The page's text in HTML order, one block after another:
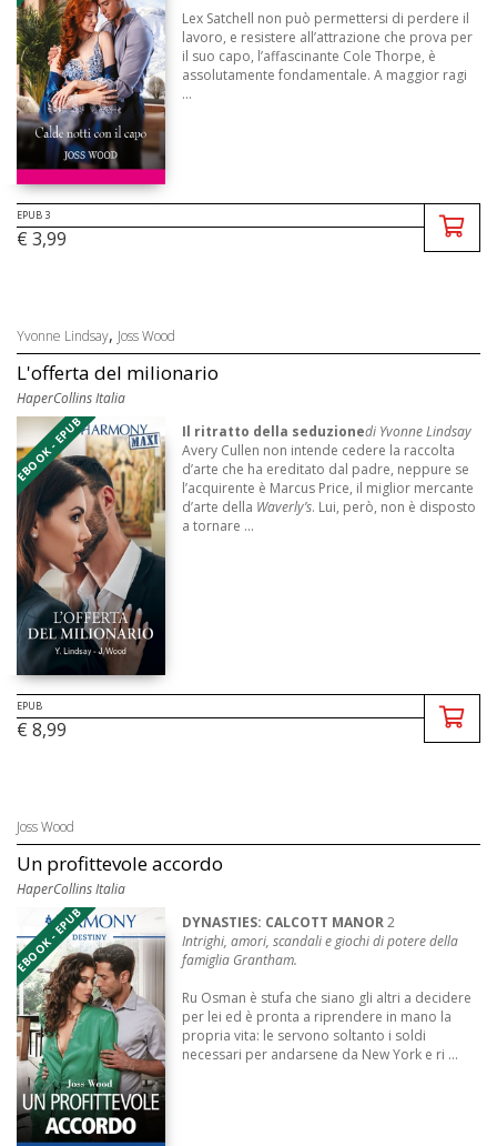
Lex Satchell non può permettersi di perdere il
lavoro, e resistere all’attrazione che prova per
il suo capo, l’affascinante Cole Thorpe, è
assolutamente fondamentale. A maggior ragi
...
EPUB 3
€ 3,99
Yvonne Lindsay, Joss Wood
L'offerta del milionario
HaperCollins Italia
EBOOK - EPUB Il ritratto della seduzionedi Yvonne Lindsay
Avery Cullen non intende cedere la raccolta
d’arte che ha ereditato dal padre, neppure se
l’acquirente è Marcus Price, il miglior mercante
d’arte della Waverly’s. Lui, però, non è disposto
a tornare ...
EPUB
€ 8,99
Joss Wood
Un profittevole accordo
HaperCollins Italia
EBOOK - EPUB DYNASTIES: CALCOTT MANOR2
Intrighi, amori, scandali e giochi di potere della
famiglia Grantham.
Ru Osman è stufa che siano gli altri a decidere
per lei ed è pronta a riprendere in mano la
propria vita: le servono soltanto i soldi
necessari per andarsene da New York e ri ...